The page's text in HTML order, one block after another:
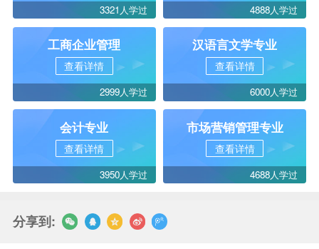
3321人学过 4888人学过
工商企业管理
查看详情
2999人学过
汉语言文学专业
查看详情
6000人学过
会计专业
查看详情
3950人学过
市场营销管理专业
查看详情
4688人学过
分享到: